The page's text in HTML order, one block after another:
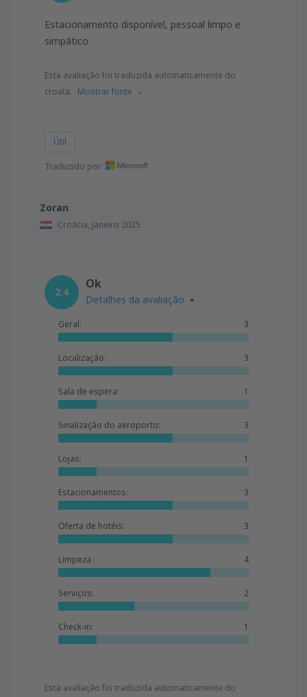
Zoran
Croácia, Janeiro 2025
Estacionamento disponível, pessoal limpo e
simpático
Esta avaliação foi traduzida automaticamente do
croata. Mostrar fonte
Útil
Traduzido por
2.4
Ok
Detalhes da avaliação
Geral: 3
Localização: 3
Sala de espera: 1
Sinalização do aeroporto: 3
Lojas: 1
Estacionamentos: 3
Oferta de hotéis: 3
Limpeza : 4
Serviços: 2
Check-in: 1
Esta avaliação foi traduzida automaticamente do